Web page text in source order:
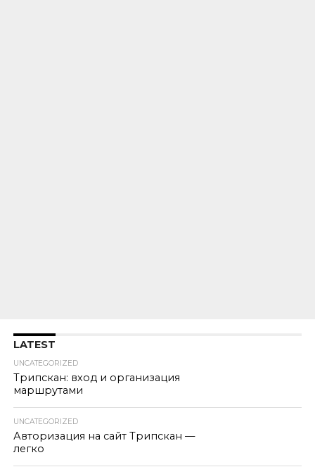
LATEST
UNCATEGORIZED
Трипскан: вход и организация
маршрутами
UNCATEGORIZED
Авторизация на сайт Трипскан —
легко